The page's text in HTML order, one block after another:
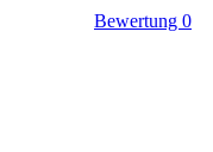
Bewertung 0